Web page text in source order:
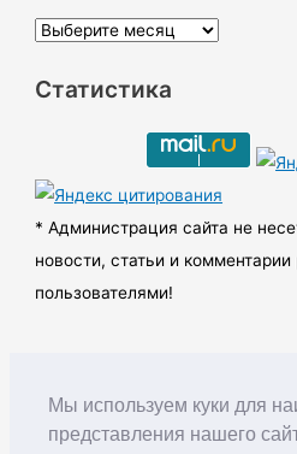
Мы используем куки для
представления нашего
А
х
ы
Статистика
* Администрация сайта не
новости, статьи и
пользователями!